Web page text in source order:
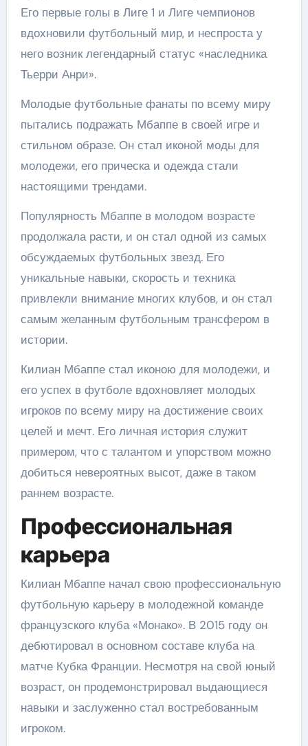
Его первые голы в Лиге 1 и Лиге чемпионов
вдохновили футбольный мир, и неспроста у
него возник легендарный статус «наследника
Тьерри Анри».
Молодые футбольные фанаты по всему миру
пытались подражать Мбаппе в своей игре и
стильном образе. Он стал иконой моды для
молодежи, его прическа и одежда стали
настоящими трендами.
Популярность Мбаппе в молодом возрасте
продолжала расти, и он стал одной из самых
обсуждаемых футбольных звезд. Его
уникальные навыки, скорость и техника
привлекли внимание многих клубов, и он стал
самым желанным футбольным трансфером в
истории.
Килиан Мбаппе стал иконою для молодежи, и
его успех в футболе вдохновляет молодых
игроков по всему миру на достижение своих
целей и мечт. Его личная история служит
примером, что с талантом и упорством можно
добиться невероятных высот, даже в таком
раннем возрасте.
Профессиональная
карьера
Килиан Мбаппе начал свою профессиональную
футбольную карьеру в молодежной команде
французского клуба «Монако». В 2015 году он
дебютировал в основном составе клуба на
матче Кубка Франции. Несмотря на свой юный
возраст, он продемонстрировал выдающиеся
навыки и заслуженно стал востребованным
игроком.